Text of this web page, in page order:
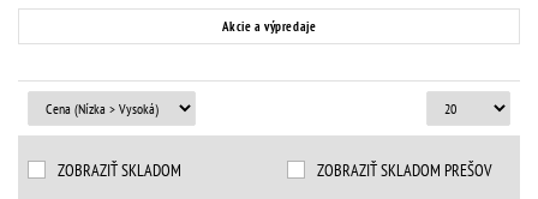
Akcie a výpredaje
ZOBRAZIŤ SKLADOM
ZOBRAZIŤ SKLADOM PREŠOV